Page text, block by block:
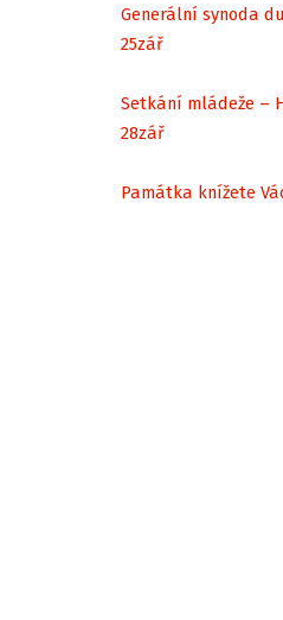
Generální synoda
25zář
Setkání mládeže –
28zář
Památka knížete